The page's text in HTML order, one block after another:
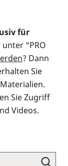
für
"PRO
? Dann
Sie
Sie Zugriff
Videos.